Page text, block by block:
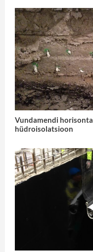
Vundamendi
hüdroisolatsioon